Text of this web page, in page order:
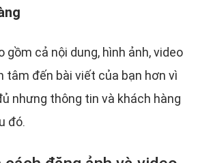
gồm cả nội dung, hình ảnh, video
tâm đến bài viết của bạn hơn vì
nhưng thông tin và khách hàng
đó.